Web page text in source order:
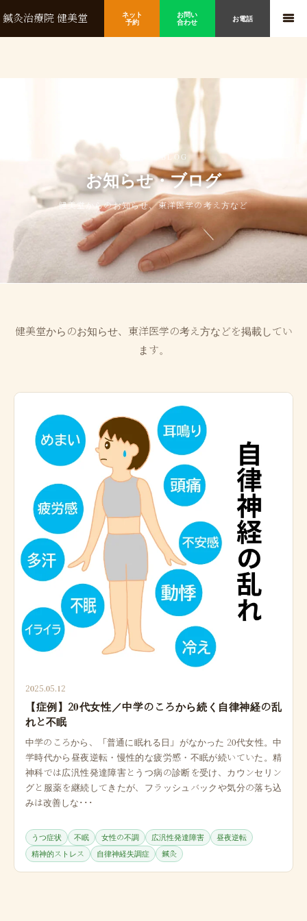
鍼灸治療院 健美堂
ネット
予約
お問い
合わせ
お電話
NEWS & BLOG
お知らせ・ブログ
健美堂からのお知らせ、東洋医学の考え方など
健美堂からのお知らせ、東洋医学の考え方などを掲載してい
ます。
2025.05.12
【症例】20代女性／中学のころから続く自律神経の乱
れと不眠
中学のころから、「普通に眠れる日」がなかった 20代女性。中
学時代から昼夜逆転・慢性的な疲労感・不眠が続いていた。精
神科では広汎性発達障害とうつ病の診断を受け、カウンセリン
グと服薬を継続してきたが、フラッシュバックや気分の落ち込
みは改善しな･･･
うつ症状 不眠 女性の不調 広汎性発達障害
昼夜逆転
精神的ストレス
自律神経失調症 鍼灸